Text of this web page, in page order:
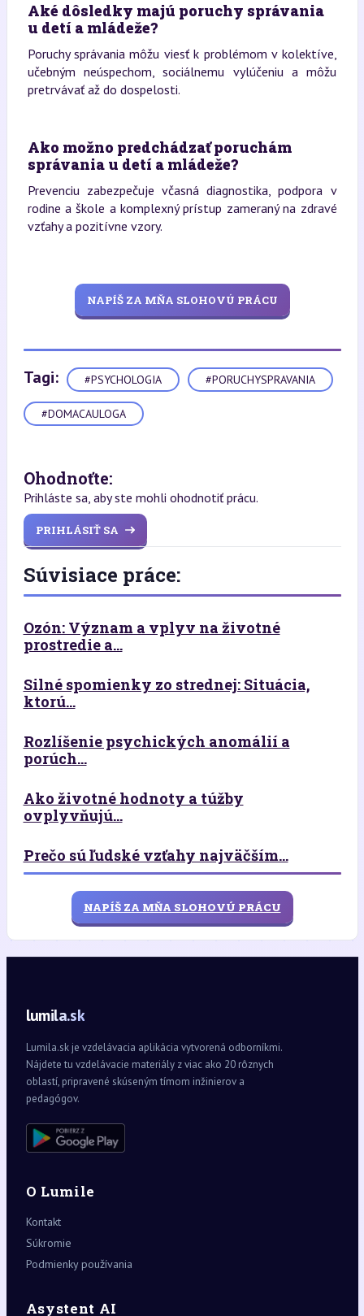
Aké dôsledky majú poruchy správania
u detí a mládeže?
Poruchy správania môžu viesť k problémom v kolektíve,
učebným neúspechom, sociálnemu vylúčeniu a môžu
pretrvávať až do dospelosti.
Ako možno predchádzať poruchám
správania u detí a mládeže?
Prevenciu zabezpečuje včasná diagnostika, podpora v
rodine a škole a komplexný prístup zameraný na zdravé
vzťahy a pozitívne vzory.
NAPÍŠ ZA MŇA SLOHOVÚ PRÁCU
Tagi: #PSYCHOLOGIA #PORUCHYSPRAVANIA
#DOMACAULOGA
Ohodnoťte:
Prihláste sa, aby ste mohli ohodnotiť prácu.
PRIHLÁSIŤ SA
Súvisiace práce:
Ozón: Význam a vplyv na životné
prostredie a...
Silné spomienky zo strednej: Situácia,
ktorú...
Rozlíšenie psychických anomálií a
porúch...
Ako životné hodnoty a túžby
ovplyvňujú...
Prečo sú ľudské vzťahy najväčším...
NAPÍŠ ZA MŇA SLOHOVÚ PRÁCU
lumila.sk
Lumila.sk je vzdelávacia aplikácia vytvorená odborníkmi.
Nájdete tu vzdelávacie materiály z viac ako 20 rôznych
oblastí, pripravené skúseným tímom inžinierov a
pedagógov.
O Lumile
Kontakt
Súkromie
Podmienky používania
Asystent AI